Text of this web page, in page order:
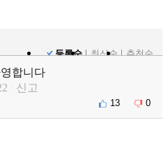
등록순
최신순 추천순
합니다
신고
13 0